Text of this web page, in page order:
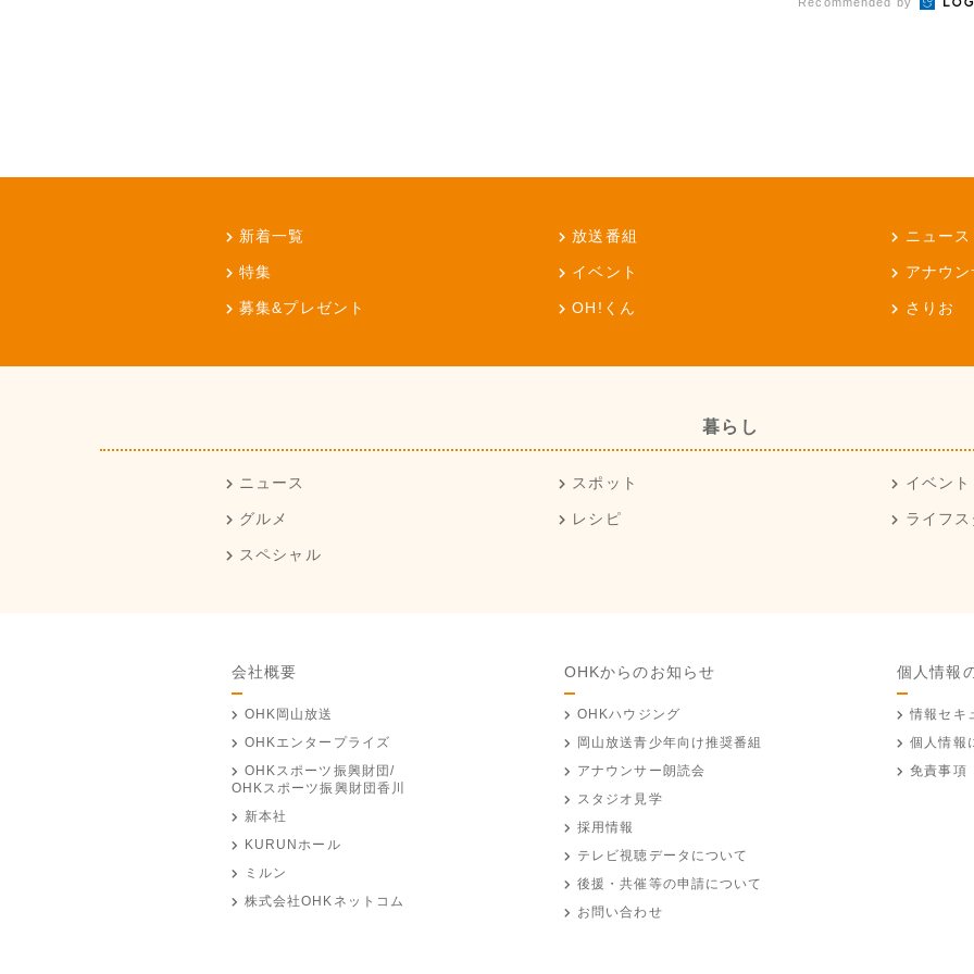
新着一覧 放送番組 ニュース
特集 イベント アナウ
募集&プレゼント OH!くん さりお
暮らし
ニュース スポット イベント
グルメ レシピ ライフ
スペシャル
会社概要
OHK岡山放送
OHKエンタープライズ
OHKスポーツ振興財団/
OHKスポーツ振興財団香川
新本社
KURUNホール
ミルン
株式会社OHKネットコム
OHKからのお知らせ
OHKハウジング
岡山放送青少年向け推奨番組
アナウンサー朗読会
スタジオ見学
採用情報
テレビ視聴データについて
後援・共催等の申請について
お問い合わせ
個人情報
情報セキ
個人情報
免責事項